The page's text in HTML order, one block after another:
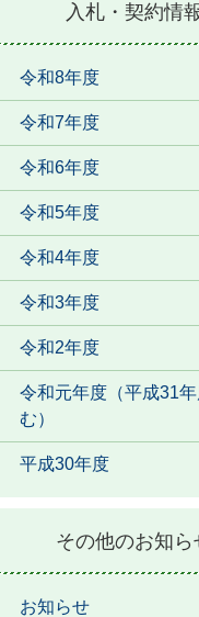
入札・契約情
令和8年度
令和7年度
令和6年度
令和5年度
令和4年度
令和3年度
令和2年度
令和元年度（平成31
む）
平成30年度
その他のお知ら
お知らせ